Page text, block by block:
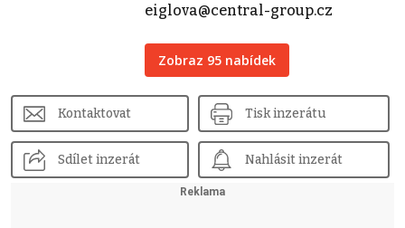
eiglova@central-group.cz
Zobraz 95 nabídek
Kontaktovat Tisk inzerátu
Sdílet inzerát Nahlásit inzerát